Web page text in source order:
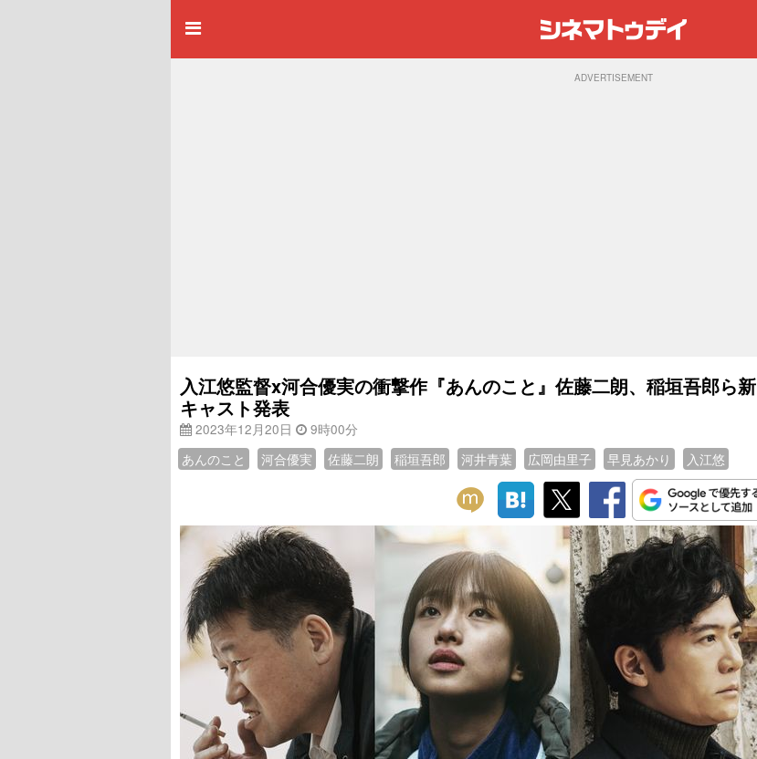
ADVERTISEMENT
入江悠監督x河合優実の衝撃作『あんのこと』佐藤二朗、稲垣吾郎ら新
キャスト発表
2023年12月20日
9時00分
あんのこと
河合優実 佐藤二朗 稲垣吾郎 河井青葉 広岡由里子 早見あかり 入江悠